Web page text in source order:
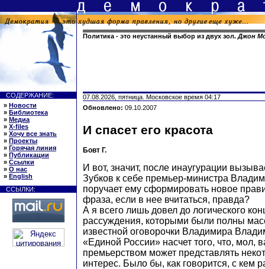
Политика - это неустанный выбор из двух зол. Джон
СОДЕРЖАНИЕ:
» Новости
» Библиотека
» Медиа
» X-files
» Хочу все знать
» Проекты
» Горячая линия
» Публикации
» Ссылки
» О нас
» English
ССЫЛКИ:
07.08.2026, пятница. Московское время 04:17
Обновлено: 09.10.2007
И спасет его красота
Бовт Г.
И вот, значит, после инаугурации
Зубков к себе премьер-министра
поручает ему сформировать новое
фраза, если в нее вчитаться, правда?
А я всего лишь довел до логического
рассуждения, которыми были полны
известной оговорочки Владимира
«Единой России» насчет того, что, мол,
премьерством может представлять
интерес. Было бы, как говорится, с кем